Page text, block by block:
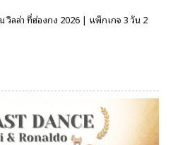
ลล่า ที่ฮ่องกง 2026 | แพ็กเกจ 3 วัน 2